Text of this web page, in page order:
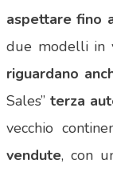
aspettare fino
due modelli in
riguardano
Sales” terza
vecchio
vendute, con